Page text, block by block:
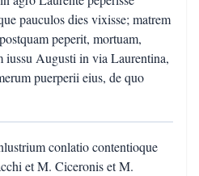
pauculos dies vixisse; matrem
peperit, mortuam,
iussu Augusti in via Laurentina,
puerperii eius, de quo
conlatio contentioque
et M. Ciceronis et M.